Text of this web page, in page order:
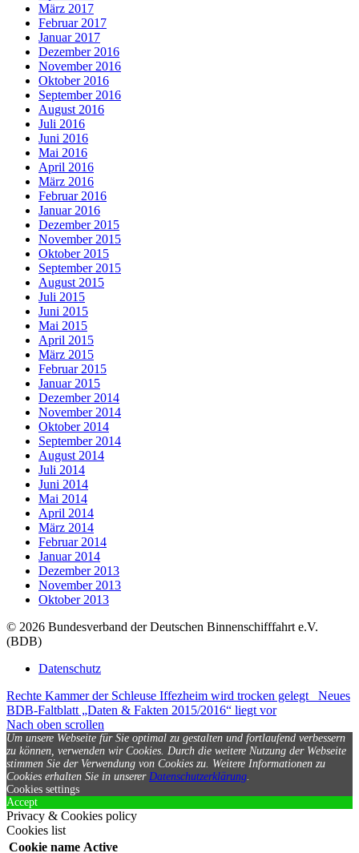
März 2017
Februar 2017
Januar 2017
Dezember 2016
November 2016
Oktober 2016
September 2016
August 2016
Juli 2016
Juni 2016
Mai 2016
April 2016
März 2016
Februar 2016
Januar 2016
Dezember 2015
November 2015
Oktober 2015
September 2015
August 2015
Juli 2015
Juni 2015
Mai 2015
April 2015
März 2015
Februar 2015
Januar 2015
Dezember 2014
November 2014
Oktober 2014
September 2014
August 2014
Juli 2014
Juni 2014
Mai 2014
April 2014
März 2014
Februar 2014
Januar 2014
Dezember 2013
November 2013
Oktober 2013
© 2026 Bundesverband der Deutschen Binnenschifffahrt e.V.
(BDB)
Datenschutz
Rechte Kammer der Schleuse Iffezheim wird trocken gelegt
Neues
BDB-Faltblatt „Daten & Fakten 2015/2016“ liegt vor
Nach oben scrollen
Um unsere Webseite für Sie optimal zu gestalten und fortlaufend verbessern
zu können, verwenden wir Cookies. Durch die weitere Nutzung der Webseite
stimmen Sie der Verwendung von Cookies zu. Weitere Informationen zu
Cookies erhalten Sie in unserer Datenschutzerklärung.
Cookies settings
Accept
Privacy & Cookies policy
Cookies list
Cookie name Active